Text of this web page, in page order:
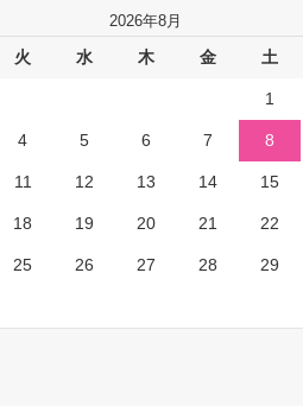
2026年8月
火 水 木 金 土
1
4 5 6 7 8
11 12 13 14 15
18 19 20 21 22
25 26 27 28 29